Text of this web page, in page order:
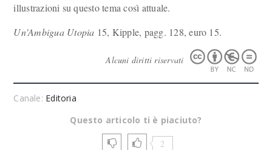
illustrazioni su questo tema così attuale.
Un'Ambigua Utopia 15, Kipple, pagg. 128, euro 15.
Alcuni diritti riservati
Canale: Editoria
Questo articolo ti è piaciuto?
2